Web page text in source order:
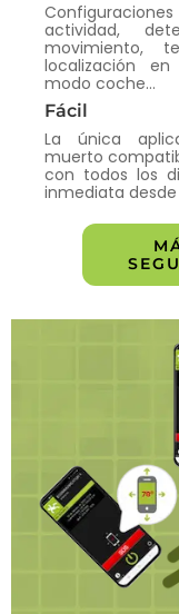
actividad,
movimiento,
localización
modo coche…
Fácil
La única
muerto
con todos los
inmediata desde